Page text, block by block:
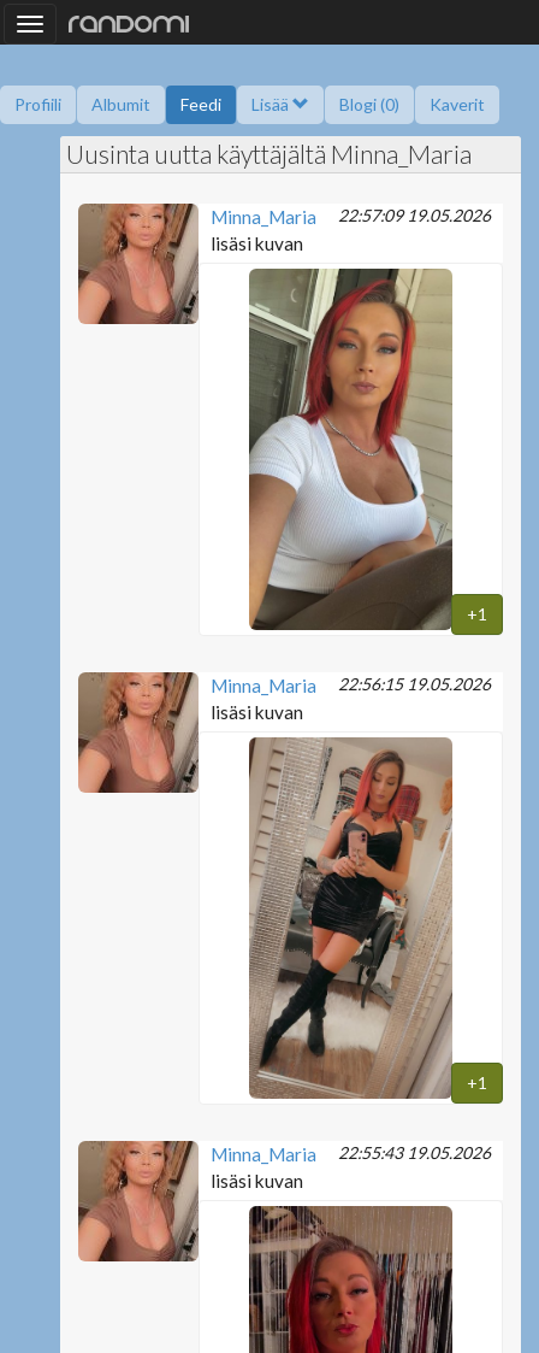
Toggle
navigation
Profiili Albumit Feedi Lisää Blogi (0) Kaverit
Kysy minulta Tietoa Kaverikirja Gallupit Saavutukset
Uusinta uutta käyttäjältä Minna_Maria
22:57:09 19.05.2026
Minna_Maria
lisäsi kuvan
+1
22:56:15 19.05.2026
Minna_Maria
lisäsi kuvan
+1
22:55:43 19.05.2026
Minna_Maria
lisäsi kuvan